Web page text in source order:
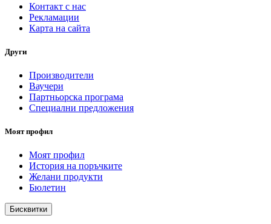
Контакт с нас
Рекламации
Карта на сайта
Други
Производители
Ваучери
Партньорска програма
Специални предложения
Моят профил
Моят профил
История на поръчките
Желани продукти
Бюлетин
Бисквитки